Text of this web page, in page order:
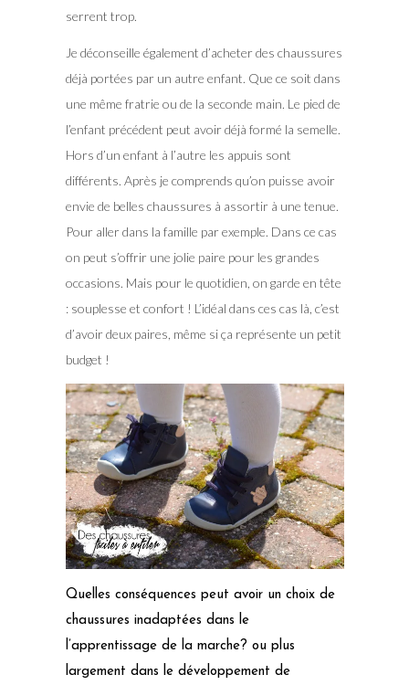
serrent trop.
Je déconseille également d’acheter des chaussures
déjà portées par un autre enfant. Que ce soit dans
une même fratrie ou de la seconde main. Le pied de
l’enfant précédent peut avoir déjà formé la semelle.
Hors d’un enfant à l’autre les appuis sont
différents. Après je comprends qu’on puisse avoir
envie de belles chaussures à assortir à une tenue.
Pour aller dans la famille par exemple. Dans ce cas
on peut s’offrir une jolie paire pour les grandes
occasions. Mais pour le quotidien, on garde en tête
: souplesse et confort ! L’idéal dans ces cas là, c’est
d’avoir deux paires, même si ça représente un petit
budget !
Quelles conséquences peut avoir un choix de
chaussures inadaptées dans le
l’apprentissage de la marche? ou plus
largement dans le développement de